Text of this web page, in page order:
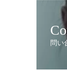
問い